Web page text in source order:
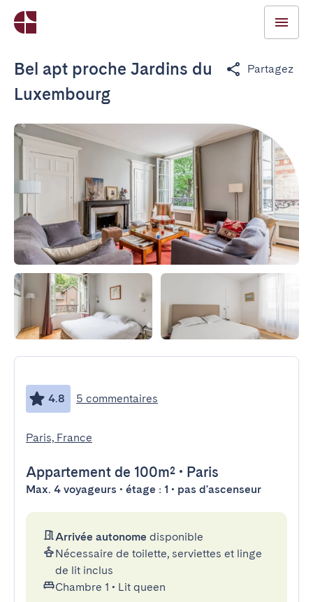
Bel apt proche Jardins du
Luxembourg
Partagez
4.8 5 commentaires
Paris, France
Appartement de 100m² • Paris
Max. 4 voyageurs • étage : 1 • pas d'ascenseur
Arrivée autonome disponible
Nécessaire de toilette, serviettes et linge
de lit inclus
Chambre 1 • Lit queen